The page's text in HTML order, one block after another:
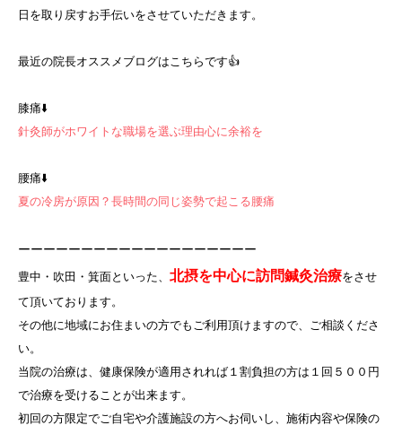
日を取り戻すお手伝いをさせていただきます。
最近の院長オススメブログはこちらです👍
膝痛⬇️
針灸師がホワイトな職場を選ぶ理由心に余裕を
腰痛⬇️
夏の冷房が原因？長時間の同じ姿勢で起こる腰痛
ーーーーーーーーーーーーーーーーーーー
豊中・吹田・箕面といった、 北摂を中心に訪問鍼灸治療をさせ
て頂いております。
その他に地域にお住まいの方でもご利用頂けますので、ご相談くださ
い。
当院の治療は、健康保険が適用されれば１割負担の方は１回５００円
で治療を受けることが出来ます。
初回の方限定でご自宅や介護施設の方へお伺いし、施術内容や保険の